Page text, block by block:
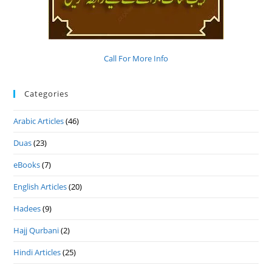
Call For More Info
Categories
Arabic Articles(46)
Duas(23)
eBooks(7)
English Articles(20)
Hadees(9)
Hajj Qurbani(2)
Hindi Articles(25)